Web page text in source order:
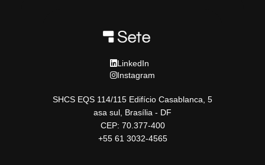
LinkedIn
Instagram
SHCS EQS 114/115 Edifício Casablanca, 5
asa sul, Brasília - DF
CEP: 70.377-400
+55 61 3032-4565